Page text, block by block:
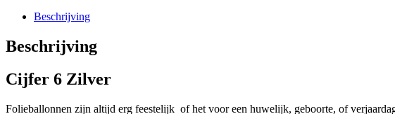
Beschrijving
Beschrijving
Cijfer 6 Zilver
Folieballonnen zijn altijd erg feestelijk of het voor een huwelijk, geboorte, of